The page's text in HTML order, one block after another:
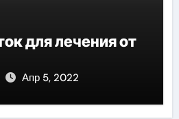
для лечения от
Апр 5, 2022